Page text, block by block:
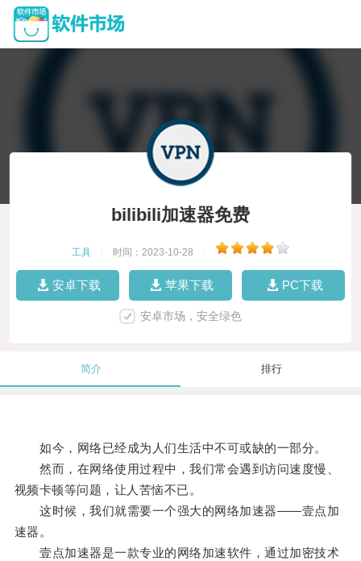
bilibili加速器免费
工具 时间：2023-10-28
安卓下载 苹果下载 PC下载
安卓市场，安全绿色
简介 排行
如今，网络已经成为人们生活中不可或缺的一部分。
然而，在网络使用过程中，我们常会遇到访问速度慢、
视频卡顿等问题，让人苦恼不已。
这时候，我们就需要一个强大的网络加速器——壹点加
速器。
壹点加速器是一款专业的网络加速软件，通过加密技术